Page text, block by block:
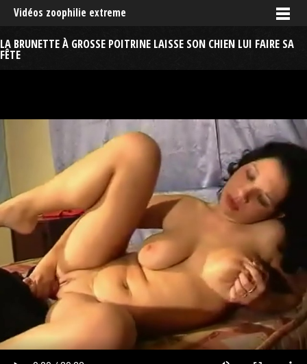
Vidéos zoophilie extreme
LA BRUNETTE À GROSSE POITRINE LAISSE SON CHIEN LUI FAIRE SA
FÊTE